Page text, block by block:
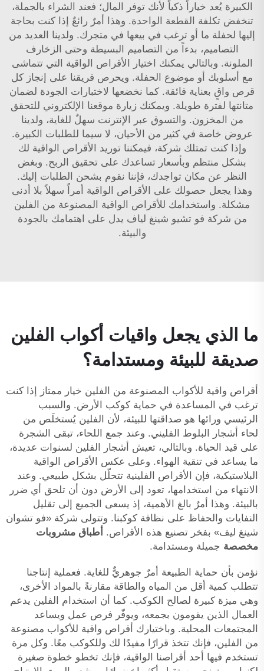
الكبيرة يُعد خياراً ذكياً لأنك توفر المال؛ فعند الشراء بالجملة،
تنخفض تكلفة القطعة الواحدة. وهذا أمرٌ رائعٌ إذا كنت بحاجة
إليها لحفلة ما أو ترغب في بيعها في متجرك. ولدينا العديد من
التصاميم، بدءاً من التصاميم البسيطة وحتى الزخارف
الملونة. وبالتالي يمكنك اختيار الأقراص الواقية التي تتماشى
مع أسلوبك أو موضوع الحفلة. ويحرص فريقنا على إنجاز كل
قرص واقٍ بعناية فائقة. كما نخضعها لاختبارات الجودة لضمان
متانتها لفترة طويلة. ويمكنك زيارة موقعنا الإلكتروني للتحقق
من المخزون. والتسوق عبر الإنترنت سهلٌ للغاية، ولدينا
عروض خاصة في كثير من الأحيان، لا سيما للطلبات الكبيرة.
وإذا كنت تمتلك شركة، فيمكننا توريد الأقراص الواقية لك
بشكل منتظم وبأسعار تساعدك على تحقيق الربح. وبغض
النظر عن مكان تواجدك، فإننا نقوم بشحن الطلبات إليك.
وهذا يجعل حصولك على الأقراص الواقية أمراً سهلاً بلا أدنى
مشكلة. واستخدامك للأقراص الواقية المصنوعة من الفلين
من شركة فو تشيو شينغ لياف يدل على اهتمامك بالجودة
والبيئة.
ما الذي يجعل واقيات أكواب الفلين
صديقة للبيئة ومستدامة؟
أقراص واقية للأكواب المصنوعة من الفلين خيار ممتاز إذا كنت
ترغب في المساعدة في حماية كوكب الأرض. والسبب
الرئيسي ورائها هو صداقتها للبيئة، لأن الفلين يُستخلَص من
لحاء أشجار البلوط الفليني. وعند جمع اللحاء، تبقى الشجرة
على قيد الحياة. وبالتالي، تعيش أشجار الفلين لسنوات عديدة،
ما يساعد في تنقية الهواء. وعلى عكس الأقراص الواقية
البلاستيكية، فإن الأقراص الفلينية تتحلّل بشكل طبيعي. وعند
الانتهاء من استخدامها، تعود إلى الأرض دون أن تلحق أي ضرر
بالبيئة. وهذا أمرٌ بالغ الأهمية، إذ يسعى الجميع إلى تقليل
النفايات والحفاظ على نظافة كوكبنا. وتتولى شركة «فو تشوان
شينغ ليف» بفخر تصنيع هذه الأقراص.
أطباق مشروبات
مخصصة جميلة ومستدامة.
نؤمن بأن حماية الطبيعة أمرٌ جوهريٌّ للغاية. فعملية إنتاجنا
تتطلب كمية أقل من المياه والطاقة مقارنةً بالمواد الأخرى،
وهي ميزة كبيرة لصالح الكوكب. كما أن استخدام الفلين يدعم
العمال الذين يقومون بجمعه، ويوفّر فرص عمل ويساعد
المجتمعات المحلية. وباختيارك أقراص واقية للأكواب مصنوعة
من الفلين، فإنك تتخذ قرارًا مفيدًا لك وللكوكب معًا. وكل مرة
تستخدم فيها أحد أقراصنا الواقية، فإنك تخطو خطوة صغيرة